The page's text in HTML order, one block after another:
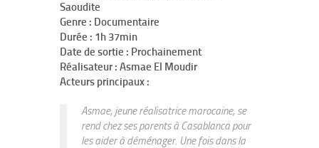
Saoudite
Genre : Documentaire
Durée : 1h 37min
Date de sortie : Prochainement
Réalisateur : Asmae El Moudir
Acteurs principaux :
Asmae, jeune réalisatrice marocaine, se
rend chez ses parents à Casablanca pour
les aider à déménager. Une fois dans la